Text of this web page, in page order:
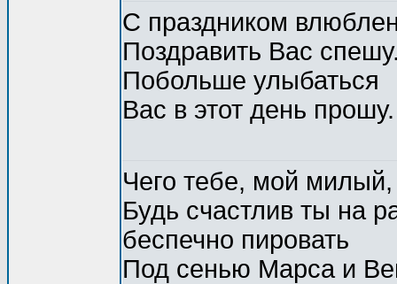
С праздником
Поздравить Вас
Побольше улыбаться
Вас в этот день прошу.
Чего тебе, мой
Будь счастлив ты на
беспечно пировать
Под сенью Марса и